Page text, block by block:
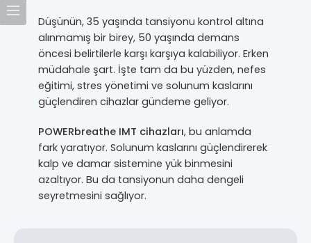
Düşünün, 35 yaşında tansiyonu kontrol altına
alınmamış bir birey, 50 yaşında demans
öncesi belirtilerle karşı karşıya kalabiliyor. Erken
müdahale şart. İşte tam da bu yüzden, nefes
eğitimi, stres yönetimi ve solunum kaslarını
güçlendiren cihazlar gündeme geliyor.
POWERbreathe IMT cihazları, bu anlamda
fark yaratıyor. Solunum kaslarını güçlendirerek
kalp ve damar sistemine yük binmesini
azaltıyor. Bu da tansiyonun daha dengeli
seyretmesini sağlıyor.